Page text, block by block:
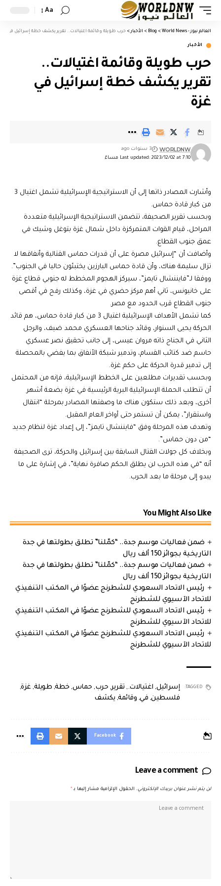
Aa
العالم نيوز - World News >
Blog
> الأخبار > حرب طويلة وقائمة اغتيالات.. تقرير يكشف خطة إسرائيل في
الأخبار
حرب طويلة وقائمة اغتيالات..
تقرير يكشف خطة إسرائيل في
غزة
Last updated: 2023/12/02 at 7:10 مساءً
WORLDNW 3 سنوات ago
وأشارت المصادر ذاتها إلى أن الاستراتيجية الإسرائيلية تشمل اغتيال 3
من كبار قادة حماس.
وبحسب تقرير الصحيفة، تتضمن الاستراتيجية الإسرائيلية متعددة
المراحل، قيام القوات المتمركزة داخل شمال غزة بتوغل وشيك في
عمق جنوب القطاع.
وأضافت أن “إسرائيل مصرة على أن قدرات حماس القتالية وأنفاقها لا
تزال سليمة هناك، وأن قادة حماس البارزين يختبئون حاليا في الجنوب”.
ووفقا لـ”فايننشال تايمز”، سيركز الهجوم المخطط له جنوبي قطاع غزة
على خانيونس، ثاني أهم مركز حضري في غزة، وكذلك رفح في أقصى
جنوب القطاع قرب الحدود مع مصر.
كما تشمل الأهداف الإسرائيلية اغتيال 3 من كبار قادة حماس، هم قائد
الحركة يحيى السنوار، وقائد جناحها العسكري محمد ضيف، والرجل
الثاني في الجناح ذاته مروان عيسى، إلى جانب تحقيق نصر عسكري
حاسم ضد كتائب القسام، وتدمير شبكة الأنفاق بما يفضي بالمحصلة
إلى تدمير قدرة الحركة على حكم غزة.
وبحسب تقديرات مطلعين على الخطط الإسرائيلية، فإنه من المحتمل
أن تتطلب الحملة الإسرائيلية البرية الرئيسية في غزة بضعة أشهر
أخرى، وبعد ذلك ستكون هناك ما وصفتها المصادر بمرحلة “انتقال
واستقرار”، يمكن أن تستمر حتى أواخر العام المقبل.
وتهدف هذه المرحلة وفق “فايننشال تايمز”، إلى إعداد غزة لنظام جديد
“من دون حماس”.
وبخلاف كل جولات القتال السابقة بين إسرائيل والحركة، ترى الصحيفة
أنه “في هذه الحرب لن يطلق الحكم صافرة نهاية”، في إشارة على ما
يبدو إلى مرحلة ما بعد الحرب.
You Might Also Like
ضمن فعاليات موسم جدة.. “كمّلنا” تطلق بطولتها في جدة
التاريخية بجوائز 150 ألف ريال
ضمن فعاليات موسم جدة.. “كمّلنا” تطلق بطولتها في جدة
التاريخية بجوائز 150 ألف ريال
رئيس الاتحاد السعودي للشطرنج عضوًا في المكتب التنفيذي
للاتحاد الآسيوي للشطرنج
رئيس الاتحاد السعودي للشطرنج عضوًا في المكتب التنفيذي
للاتحاد الآسيوي للشطرنج
رئيس الاتحاد السعودي للشطرنج عضوًا في المكتب التنفيذي
للاتحاد الآسيوي للشطرنج
TAGGED: إسرائيل, اغتيالات., تقرير, حرب, حماس,خطة, طويلة, غزة,
فلسطين, في, وقائمة, يكشف
Facebook
Leave a comment
لن يتم نشر عنوان بريدك الإلكتروني. الحقول الإلزامية مشار إليها بـ *